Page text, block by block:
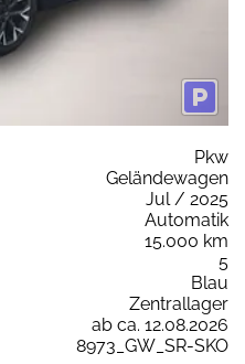
Pkw
Geländewagen
Jul / 2025
Automatik
15.000 km
5
Blau
Zentrallager
ab ca. 12.08.2026
8973_GW_SR-SKO